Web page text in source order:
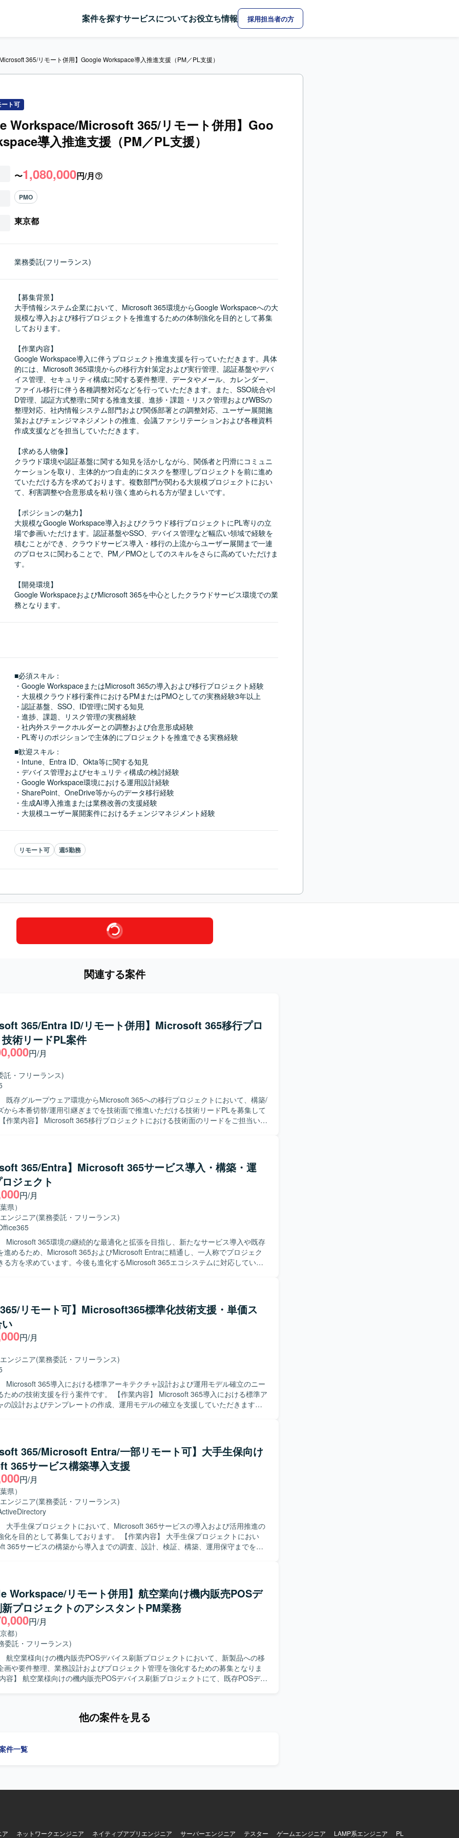
案件を探すサービスについてお役立ち情報 採用担当者の方
365/リモート併用】Google Workspace導入推進支援（PM／PL支援）
ト可
Workspace/Microsoft 365/リモート併用】Goo
導入推進支援（PM／PL支援）
〜1,080,000円/月
PMO
東京都
業務委託(フリーランス)
【募集背景】
大手情報システム企業において、Microsoft 365環境からGoogle Workspaceへの大
規模な導入および移行プロジェクトを推進するための体制強化を目的として募集
しております。
【作業内容】
Google Workspace導入に伴うプロジェクト推進支援を行っていただきます。具体
的には、Microsoft 365環境からの移行方針策定および実行管理、認証基盤やデバ
イス管理、セキュリティ構成に関する要件整理、データやメール、カレンダー、
ファイル移行に伴う各種調整対応などを行っていただきます。また、SSO統合やI
D管理、認証方式整理に関する推進支援、進捗・課題・リスク管理およびWBSの
整理対応、社内情報システム部門および関係部署との調整対応、ユーザー展開施
策およびチェンジマネジメントの推進、会議ファシリテーションおよび各種資料
作成支援などを担当していただきます。
【求める人物像】
クラウド環境や認証基盤に関する知見を活かしながら、関係者と円滑にコミュニ
ケーションを取り、主体的かつ自走的にタスクを整理しプロジェクトを前に進め
ていただける方を求めております。複数部門が関わる大規模プロジェクトにおい
て、利害調整や合意形成を粘り強く進められる方が望ましいです。
【ポジションの魅力】
大規模なGoogle Workspace導入およびクラウド移行プロジェクトにPL寄りの立
場で参画いただけます。認証基盤やSSO、デバイス管理など幅広い領域で経験を
積むことができ、クラウドサービス導入・移行の上流からユーザー展開まで一連
のプロセスに関わることで、PM／PMOとしてのスキルをさらに高めていただけま
す。
【開発環境】
Google WorkspaceおよびMicrosoft 365を中心としたクラウドサービス環境での業
務となります。
■必須スキル：
・Google WorkspaceまたはMicrosoft 365の導入および移行プロジェクト経験
・大規模クラウド移行案件におけるPMまたはPMOとしての実務経験3年以上
・認証基盤、SSO、ID管理に関する知見
・進捗、課題、リスク管理の実務経験
・社内外ステークホルダーとの調整および合意形成経験
・PL寄りのポジションで主体的にプロジェクトを推進できる実務経験
■歓迎スキル：
・Intune、Entra ID、Okta等に関する知見
・デバイス管理およびセキュリティ構成の検討経験
・Google Workspace環境における運用設計経験
・SharePoint、OneDrive等からのデータ移行経験
・生成AI導入推進または業務改善の支援経験
・大規模ユーザー展開案件におけるチェンジマネジメント経験
リモート可 週5勤務
関連する案件
365/Entra ID/リモート併用】Microsoft 365移行プロ
術リードPL案件
円/月
託・フリーランス)
既存グループウェア環境からMicrosoft 365への移行プロジェクトにおいて、構築/
から本番切替/運用引継ぎまでを技術面で推進いただける技術リードPLを募集して
課題整理や、Exchange Online、メール配送、移行、メールセキュリティ連携に
験/切替課題整理、Teams、SharePoint Online、OneDrive等のコラボレーション
験/運用引継ぎ課題整理もお任せします。HENNGE、LDAP Manager、
Online等の関連システムとの連携観点整理、WBSや課題管理表、各種設計・試
をもとにした進捗/課題/リスクの把握、メンバーへの作業依頼や優先順位付け、進
物レビュー、試験結果や未完了課題、切替可否判断に関する技術論点の整理も行
ます。あわせて、元請けや顧客向け説明に必要な技術論点、確認事項、回答案の
題や未決事項、他社依存事項、スコープ影響がある事項の洗い出しとエスカレー
または既存メンバーからの引継ぎ内容の整理および後続作業への反映もご対応い
細かい技
ことなく自ら課題を整理し、優先順位を付けて推進できる方を求めております。
ン力をお持ちの方、タフな状況でも粘り強く現実的な落としどころを作れる方、
込まず適切にエスカレーションできる方、本番切替や運用引継ぎ前の短期間で優
きる方を想定しております。 【ポジションの魅力】 Microsoft 365移行
において、技術チームのフロントとして設計/移行/構築/試験/本番切替/運用引継ぎ
365関連技術を横断的に経験でき、遅延や未決事項が残る状況の中でプロ
カバリし推進していくリーダーシップを発揮できるポジションです。技術面での
ります。 【開発環境】 Microsoft 365、Entra ID、Entra
Online、Teams、SharePoint Online、OneDrive、HENNGE、LDAP
Onlineなどを利用した環境です。
365/Entra】Microsoft 365サービス導入・構築・運
ジェクト
円/月
県）
ンジニア(業務委託・フリーランス)
Microsoft 365環境の継続的な最適化と拡張を目指し、新たなサービス導入や既存
進めるため、Microsoft 365およびMicrosoft Entraに精通し、一人称でプロジェク
る方を求めています。今後も進化するMicrosoft 365エコシステムに対応していく
Online、Microsoft Entraなどの各サービスに対する調査、設計、検証、構
までを一貫して対応いただきます。今後追加される新しいMicrosoft 365サービス
、検討、検証プロセスに主体的に関わっていただきます。 【求める人物像】
を遂行し、新しい技術やサービスに対して積極的に学習・検証ができる方を求め
定の分野に限定されず、幅広い領域に興味を持ち、状況に応じて柔軟に対応いた
力】 Microsoft 365およびMicrosoft Entraを中心と
ラウドサービス全般に幅広く関わることができるポジションです。継続的な機能
ビス導入の検討・検証を通じて、モダンワークプレース環境の構築・運用に深く
き、自律性を重んじる環境の中でスキルを高めていくことができます。 【開発
365サービス全般、Microsoft Entra、Teams、Microsoft Purview Information
、Vivaエンゲージ（Yammer）、SharePoint、OneDrive、Exchange
リモート可】Microsoft365標準化技術支援・単価ス
円/月
ンジニア(業務委託・フリーランス)
Microsoft 365導入における標準アーキテクチャ設計および運用モデル確立のニー
援を行う案件です。 【作業内容】 Microsoft 365導入における標準ア
の設計およびテンプレートの作成、運用モデルの確立を支援していただきます。
合設計、監査ログおよび証跡管理の設計を行います。 標準運用フローの作成、ア
限管理モデル設計、Power Automate標準フローおよびガバナンス設計、管理者運
ン整備を行います。 プリセールス支援やヒアリングテンプレート作成などの提
ただきます。 【求める人物像】 課題の背景や要件を正しく理解
解決策を検討して顧客へ提案し、施策実施まで計画的に進められる方を求めてい
技術を積極的に学び、自身のスキルとして吸収できる方が望ましいです。 指示待
自ら作業を見つけてプロジェクトの進捗に貢献できる方、不明点を調査し、必要
へ相談することで不明点を放置しない方を歓迎します。 【ポジションの魅
365の標準アーキテクチャ設計やセキュリティ・ガバナンス標準化といった上流
ることができ、エンタープライズ環境での知見を深めることができます。 閉域ネ
インターネット接続環境が分離された高度な環境設計や、Power Automateを活用
365/Microsoft Entra/一部リモート可】大手生保向け
365サービス構築導入支援
円/月
県）
ンジニア(業務委託・フリーランス)
大手生保プロジェクトにおいて、Microsoft 365サービスの導入および活用推進の
て募集しております。 【作業内容】 大手生保プロジェクトにおい
365サービスの構築から導入までの調査、設計、検証、構築、運用保守までをご
などのサービスについても、必要に応じて設定や運用改善を行っていただきま
や検討を進めていただける方を求めております。関係者とコミュニケーションを
査から運用保守まで一貫して対応いただける方ですと望ましいです。 【ポジシ
大手生保プロジェクトに参画し、Microsoft 365およびMicrosoft Entraをはじめと
ラウドサービスの構築から運用保守まで幅広く経験を積むことができます。新サ
の調査や検討にも関わることで、最新のクラウド技術動向に触れながらスキルア
365, Microsoft Entra, Teams, Microsoft
Protection, Intune, Vivaエンゲージ(Yammer), SharePoint, OneDrive,
Windowsサーバ, Active Directory, Azure Entra Connect, PowerShell, BATを
Workspace/リモート併用】航空業向け機内販売POSデ
プロジェクトのアシスタントPM業務
円/月
都）
委託・フリーランス)
航空業様向けの機内販売POSデバイス刷新プロジェクトにおいて、新製品への移
画や要件整理、業務設計およびプロジェクト管理を強化するための募集となりま
料を作成いたします。 要件管理プロセスを策定し、要件一覧および詳細要件管理
トカード決済に関する業務・システムフローを作成いたします。 新POSデバイス
次で維持管理いたします。 IT進捗報告資料を作成し、ステークホルダーへ報告い
新プロジ
他の案件を見る
件一覧
ア ネットワークエンジニア ネイティブアプリエンジニア サーバーエンジニア テスター ゲームエンジニア LAMP系エンジニア PL